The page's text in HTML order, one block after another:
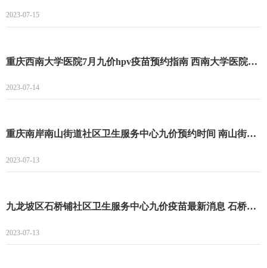
2023-07-15
重庆西南大学医院7月九价hpv疫苗预约指南 西南大学医院九价疫苗预约时间
2023-07-14
重庆南岸南山街道社区卫生服务中心九价预约时间 南山街道社区卫生服务中心九价预约入口
2023-07-13
九龙坡区石桥铺社区卫生服务中心九价疫苗最新消息 石桥铺社区卫生服务中心九价疫苗预约时间
2023-07-13